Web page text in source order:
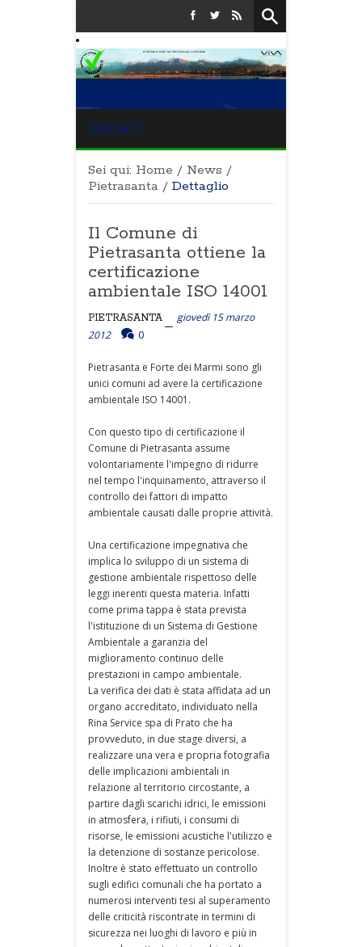
MENU
Sei qui: Home / News /
Pietrasanta / Dettaglio
Il Comune di
Pietrasanta ottiene la
certificazione
ambientale ISO 14001
PIETRASANTA
giovedì 15 marzo
2012
0
Pietrasanta e Forte dei Marmi sono gli
unici comuni ad avere la certificazione
ambientale ISO 14001.
Con questo tipo di certificazione il
Comune di Pietrasanta assume
volontariamente l'impegno di ridurre
nel tempo l'inquinamento, attraverso il
controllo dei fattori di impatto
ambientale causati dalle proprie attività.
Una certificazione impegnativa che
implica lo sviluppo di un sistema di
gestione ambientale rispettoso delle
leggi inerenti questa materia. Infatti
come prima tappa è stata prevista
l'istituzione di un Sistema di Gestione
Ambientale a garanzia del
miglioramento continuo delle
prestazioni in campo ambientale.
La verifica dei dati è stata affidata ad un
organo accreditato, individuato nella
Rina Service spa di Prato che ha
provveduto, in due stage diversi, a
realizzare una vera e propria fotografia
delle implicazioni ambientali in
relazione al territorio circostante, a
partire dagli scarichi idrici, le emissioni
in atmosfera, i rifiuti, i consumi di
risorse, le emissioni acustiche l'utilizzo e
la detenzione di sostanze pericolose.
Inoltre è stato effettuato un controllo
sugli edifici comunali che ha portato a
numerosi interventi tesi al superamento
delle criticità riscontrate in termini di
sicurezza nei luoghi di lavoro e più in